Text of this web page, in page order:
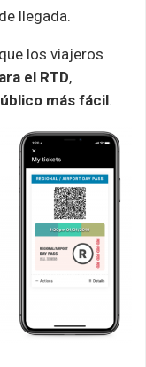
llegada.
los viajeros
el RTD,
más fácil.